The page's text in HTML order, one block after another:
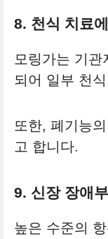
8. 천식 치료
모링가는 기관
되어 일부 천
또한, 폐기능
고 합니다.
9. 신장 장애
높은 수준의